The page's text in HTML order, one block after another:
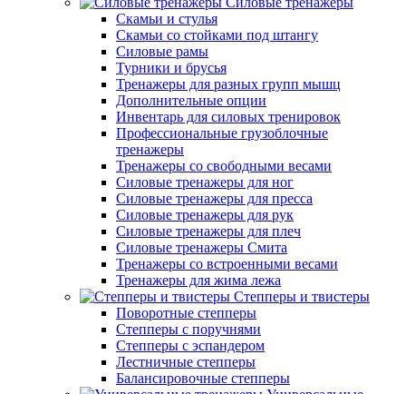
Скамьи и стулья
Скамьи со стойками под штангу
Силовые рамы
Турники и брусья
Тренажеры для разных групп мышц
Дополнительные опции
Инвентарь для силовых тренировок
Профессиональные грузоблочные
тренажеры
Тренажеры со свободными весами
Силовые тренажеры для ног
Силовые тренажеры для пресса
Силовые тренажеры для рук
Силовые тренажеры для плеч
Силовые тренажеры Смита
Тренажеры со встроенными весами
Тренажеры для жима лежа
Степперы и твистеры
Поворотные степперы
Степперы с поручнями
Степперы с эспандером
Лестничные степперы
Балансировочные степперы